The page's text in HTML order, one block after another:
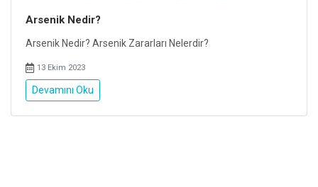
Arsenik Nedir?
Arsenik Nedir? Arsenik Zararları Nelerdir?
13 Ekim 2023
Devamını Oku